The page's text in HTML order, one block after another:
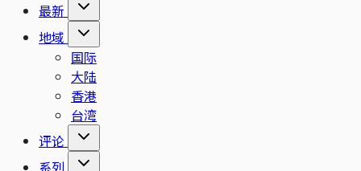
最新
地域
国际
大陆
香港
台湾
评论
系列